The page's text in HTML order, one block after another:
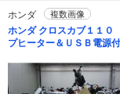
ホンダ 複数画像
ホンダ クロスカブ１１
プヒーター＆ＵＳＢ電源